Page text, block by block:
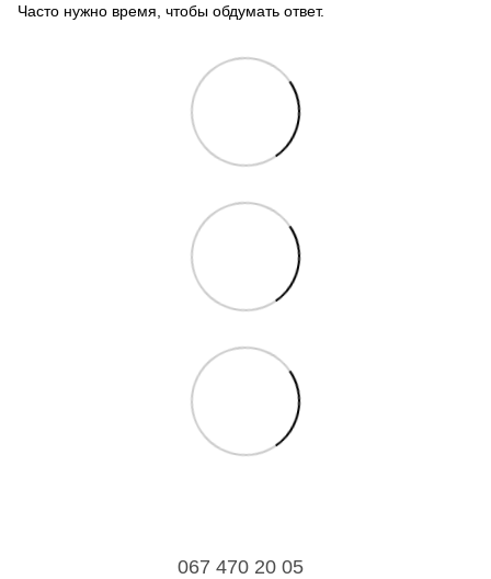
Часто нужно время, чтобы обдумать ответ.
067 470 20 05